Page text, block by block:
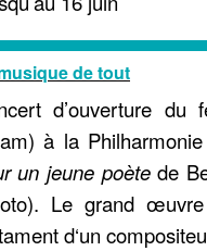
de tout
d’ouverture du
à la
un jeune poètede
Le grand œuvre
d‘un